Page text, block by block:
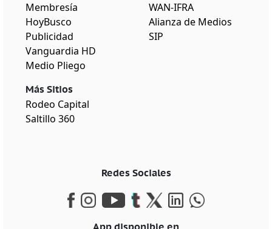
Membresía
HoyBusco
Publicidad
Vanguardia HD
Medio Pliego
Más Sitios
Rodeo Capital
Saltillo 360
WAN-IFRA
Alianza de Medios
SIP
Redes Sociales